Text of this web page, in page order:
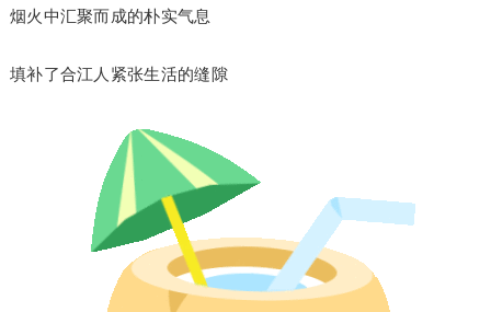
烟火中汇聚而成的朴实气息
填补了合江人紧张生活的缝隙